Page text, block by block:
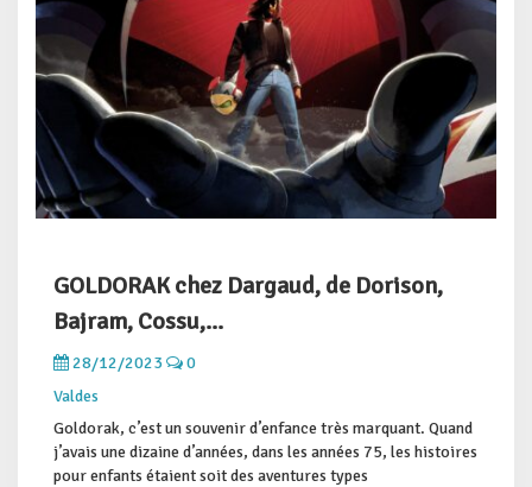
GOLDORAK chez Dargaud, de Dorison,
Bajram, Cossu,...
28/12/2023
0
Valdes
Goldorak, c’est un souvenir d’enfance très marquant. Quand
j’avais une dizaine d’années, dans les années 75, les histoires
pour enfants étaient soit des aventures types